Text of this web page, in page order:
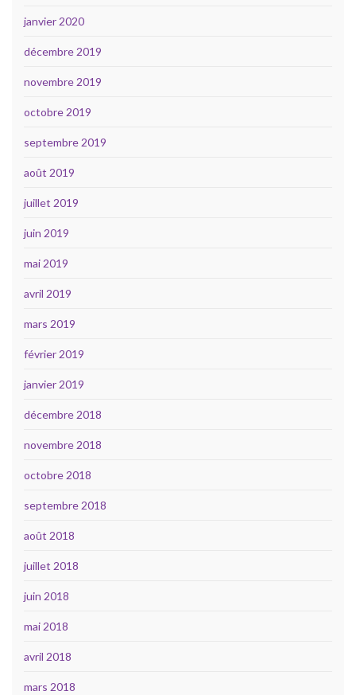
janvier 2020
décembre 2019
novembre 2019
octobre 2019
septembre 2019
août 2019
juillet 2019
juin 2019
mai 2019
avril 2019
mars 2019
février 2019
janvier 2019
décembre 2018
novembre 2018
octobre 2018
septembre 2018
août 2018
juillet 2018
juin 2018
mai 2018
avril 2018
mars 2018